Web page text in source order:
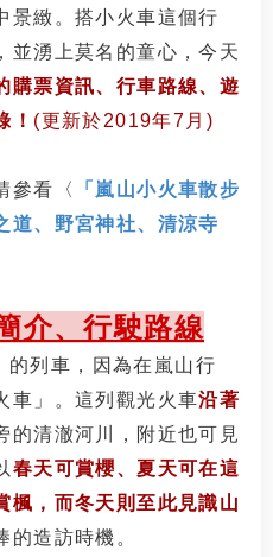
景緻。搭小火車這個行
並湧上莫名的童心，今天
購票資訊、行車路線、遊
！ (更新於2019年7月)
參看〈
「嵐山小火車散步
道、野宮神社、清涼寺
介、行駛路線
的列車，因為在嵐山行
車」。這列觀光火車沿著
的清澈河川，附近也可見
春天可賞櫻、夏天可在這
楓，而冬天則至此見識山
的造訪時機。